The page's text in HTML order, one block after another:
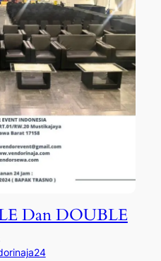
Dan DOUBLE